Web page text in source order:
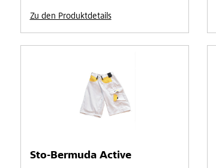
Zu den Produktdetails
Sto-Bermuda Active